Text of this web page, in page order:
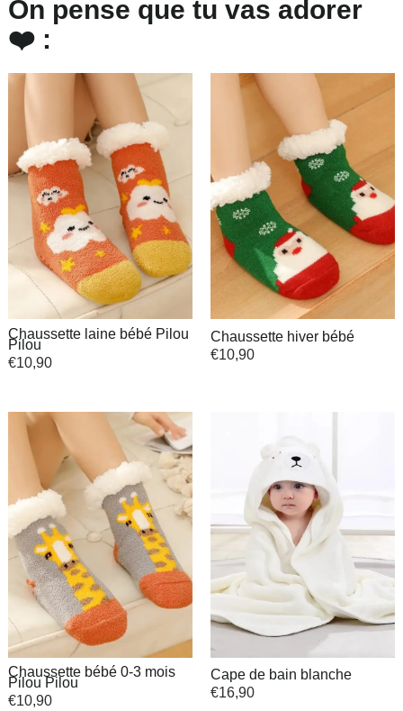
On pense que tu vas adorer
❤️ :
Chaussette laine bébé Pilou
Pilou
€10,90
Chaussette hiver bébé
€10,90
Chaussette bébé 0-3 mois
Pilou Pilou
€10,90
Cape de bain blanche
€16,90